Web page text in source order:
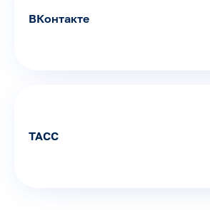
ВКонтакте
ТАСС